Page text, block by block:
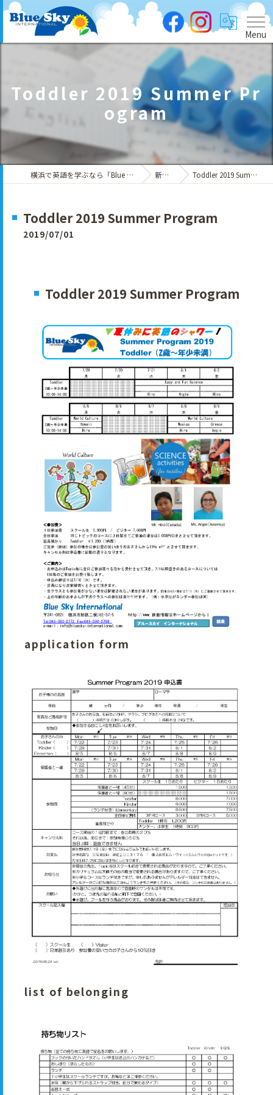
Menu
Toddler 2019 Summer Pr
ogram
横浜で英語を学ぶなら「Blue Sky International」 新着情報 Toddler 2019 Summer Program
Toddler 2019 Summer Program
2019/07/01
Toddler 2019 Summer Program
application form
list of belonging